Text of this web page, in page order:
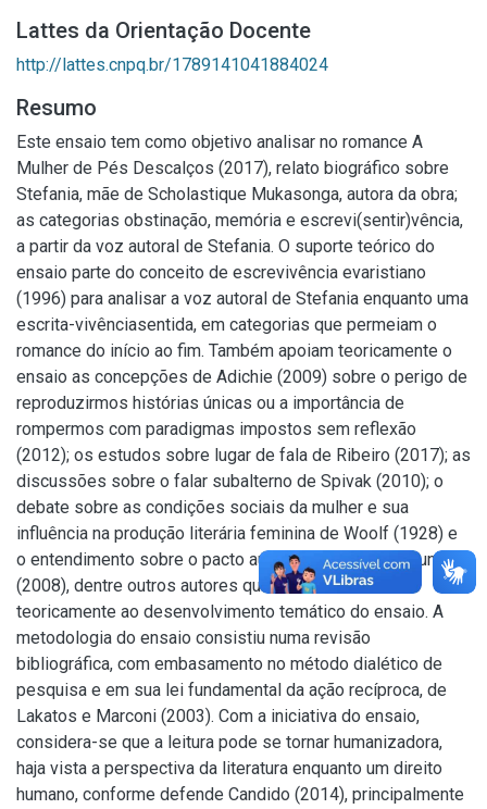
Lattes da Orientação Docente
http://lattes.cnpq.br/1789141041884024
Resumo
Este ensaio tem como objetivo analisar no romance A
Mulher de Pés Descalços (2017), relato biográfico sobre
Stefania, mãe de Scholastique Mukasonga, autora da obra;
as categorias obstinação, memória e escrevi(sentir)vência,
a partir da voz autoral de Stefania. O suporte teórico do
ensaio parte do conceito de escrevivência evaristiano
(1996) para analisar a voz autoral de Stefania enquanto uma
escrita-vivênciasentida, em categorias que permeiam o
romance do início ao fim. Também apoiam teoricamente o
ensaio as concepções de Adichie (2009) sobre o perigo de
reproduzirmos histórias únicas ou a importância de
rompermos com paradigmas impostos sem reflexão
(2012); os estudos sobre lugar de fala de Ribeiro (2017); as
discussões sobre o falar subalterno de Spivak (2010); o
debate sobre as condições sociais da mulher e sua
influência na produção literária feminina de Woolf (1928) e
o entendimento sobre o pacto autobiográfico de Lejeune
(2008), dentre outros autores que se relacionam
teoricamente ao desenvolvimento temático do ensaio. A
metodologia do ensaio consistiu numa revisão
bibliográfica, com embasamento no método dialético de
pesquisa e em sua lei fundamental da ação recíproca, de
Lakatos e Marconi (2003). Com a iniciativa do ensaio,
considera-se que a leitura pode se tornar humanizadora,
haja vista a perspectiva da literatura enquanto um direito
humano, conforme defende Candido (2014), principalmente